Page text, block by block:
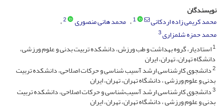
نویسندگان
محمد کریمی زاده اردکانی
1 محمد هانی منصوری 2
محمد حمزه شلمزاری3
1استادیار، گروه بهداشت و طب ورزش، دانشکده تربیت بدنی و علوم ورزشی،
دانشگاه تهران، تهران، ایران
2دانشجوی کارشناسی ارشد آسیب شناسی و حرکات اصلاحی، دانشکده تربیت
بدنی و علوم ورزشی ، دانشگاه تهران، تهران، ایران
3دانشجوی کارشناسی ارشد آسیب‌شناسی و حرکات اصلاحی، دانشکده تربیت
بدنی و علوم ورزشی ، دانشگاه تهران، تهران، ایران